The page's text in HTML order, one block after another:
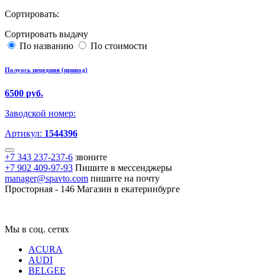
Сортировать:
Сортировать выдачу
По названию
По стоимости
Полуось передняя (привод)
6500 руб.
Заводской номер:
Артикул: 1544396
+7 343 237-237-6 звоните
+7 902 409-97-93 Пишите в мессенджеры
manager@spavto.com пишите на почту
Просторная - 146 Магазин в екатеринбурге
Мы в соц. сетях
ACURA
AUDI
BELGEE